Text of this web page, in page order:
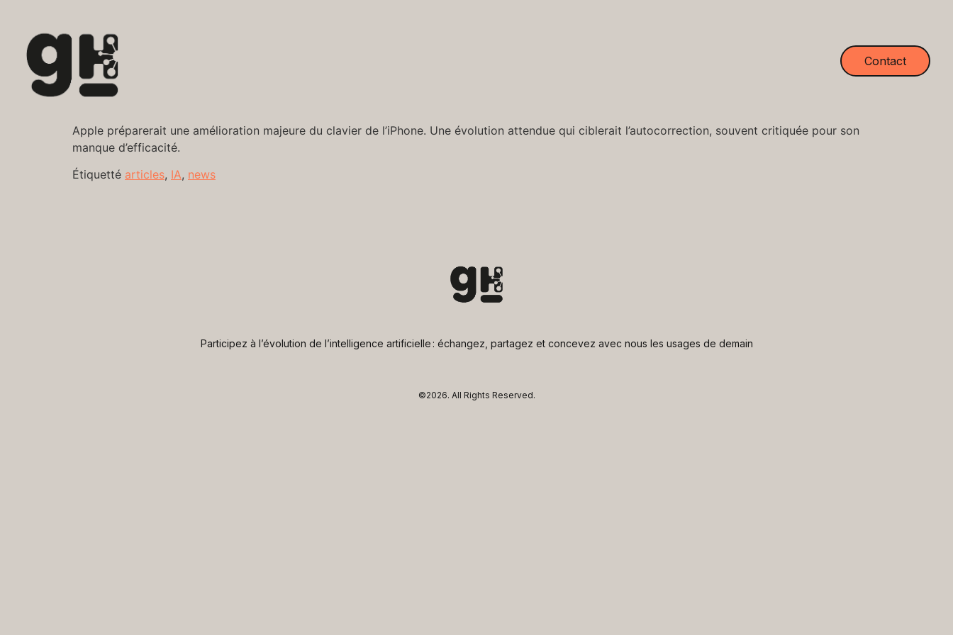
Contact
Apple préparerait une amélioration majeure du clavier de l’iPhone. Une évolution attendue qui ciblerait l’autocorrection, souvent critiquée pour son
manque d’efficacité.
Étiquetté articles, IA, news
Participez à l’évolution de l’intelligence artificielle : échangez, partagez et concevez avec nous les usages de demain
©2026. All Rights Reserved.